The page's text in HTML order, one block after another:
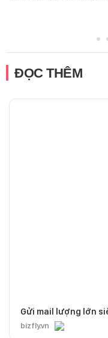
ĐỌC THÊM
Gửi mail lượng lớn
bizfly.vn